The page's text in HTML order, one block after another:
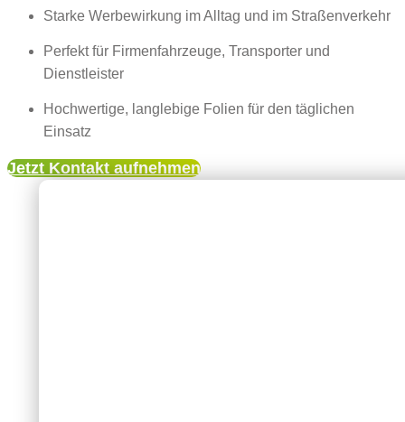
Starke Werbewirkung im Alltag und im Straßenverkehr
Perfekt für Firmenfahrzeuge, Transporter und
Dienstleister
Hochwertige, langlebige Folien für den täglichen
Einsatz
Jetzt Kontakt aufnehmen